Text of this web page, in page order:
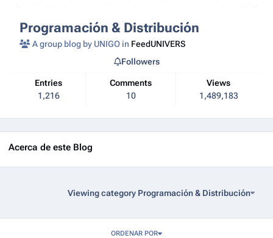
Programación & Distribución
A group blog by UNIGO in FeedUNIVERS
Entries
1,216
Comments
10
Views
1,489,183
Followers
Acerca de este Blog
Viewing category Programación & Distribución
ORDENAR POR